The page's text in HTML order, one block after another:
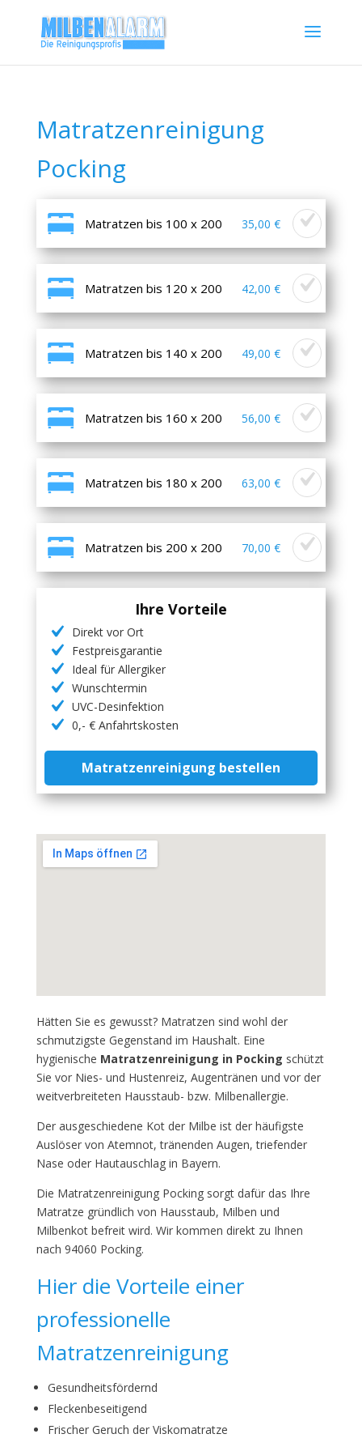
Matratzenreinigung
Pocking
Matratzen bis 100 x 200 35,00 €
Matratzen bis 120 x 200 42,00 €
Matratzen bis 140 x 200 49,00 €
Matratzen bis 160 x 200 56,00 €
Matratzen bis 180 x 200 63,00 €
Matratzen bis 200 x 200 70,00 €
Ihre Vorteile
Direkt vor Ort
Festpreisgarantie
Ideal für Allergiker
Wunschtermin
UVC-Desinfektion
0,- € Anfahrtskosten
Matratzenreinigung bestellen
Hätten Sie es gewusst? Matratzen sind wohl der
schmutzigste Gegenstand im Haushalt. Eine
hygienische Matratzenreinigung in Pocking schützt
Sie vor Nies- und Hustenreiz, Augentränen und vor der
weitverbreiteten Hausstaub- bzw. Milbenallergie.
Der ausgeschiedene Kot der Milbe ist der häufigste
Auslöser von Atemnot, tränenden Augen, triefender
Nase oder Hautauschlag in Bayern.
Die Matratzenreinigung Pocking sorgt dafür das Ihre
Matratze gründlich von Hausstaub, Milben und
Milbenkot befreit wird. Wir kommen direkt zu Ihnen
nach 94060 Pocking.
Hier die Vorteile einer
professionelle
Matratzenreinigung
Gesundheitsfördernd
Fleckenbeseitigend
Frischer Geruch der Viskomatratze